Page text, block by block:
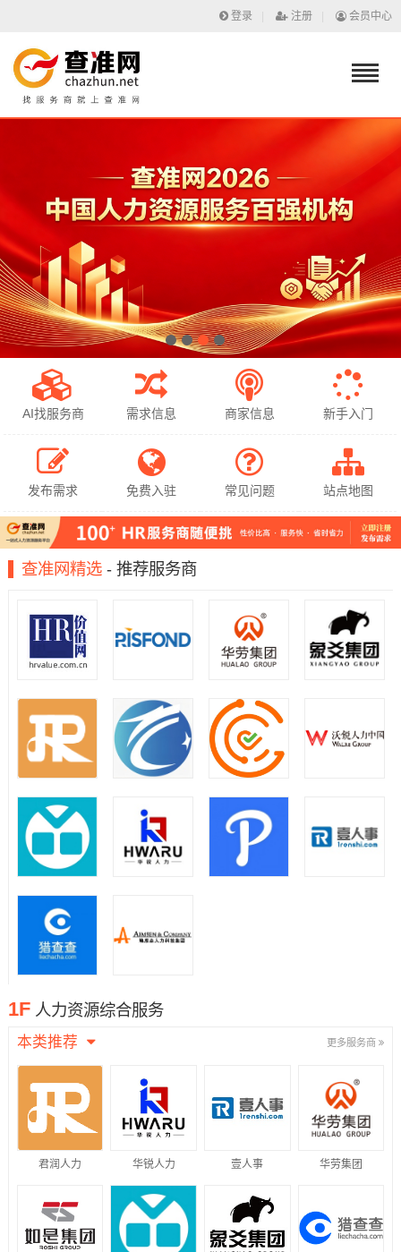
登录 注册 会员中心
1 2 3 4
AI找服务商 需求信息 商家信息 新手入门
发布需求 免费入驻 常见问题 站点地图
查准网精选- 推荐服务商
1F 人力资源综合服务
本类推荐 更多服务商
君润人力 华锐人力 壹人事 华劳集团